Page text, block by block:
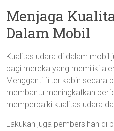
Menjaga
Dalam Mobil
Kualitas udara di dalam mobil
bagi mereka yang memiliki
Mengganti filter kabin secara
membantu meningkatkan
memperbaiki kualitas udara
Lakukan juga pembersihan di